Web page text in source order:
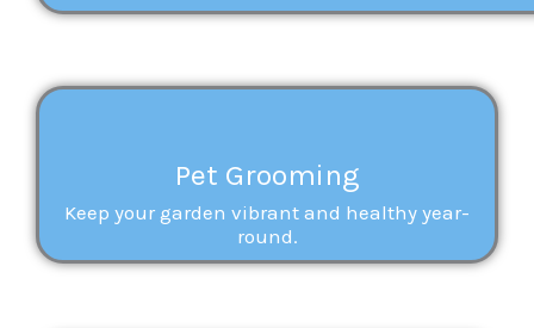
Pet Grooming
Keep your garden vibrant and healthy year-
round.